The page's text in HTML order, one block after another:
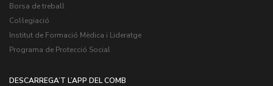
Borsa de treball
Col·legiació
Institut de Formació Mèdica i Lideratge
Programa de Protecció Social
DESCARREGA’T L’APP DEL COMB